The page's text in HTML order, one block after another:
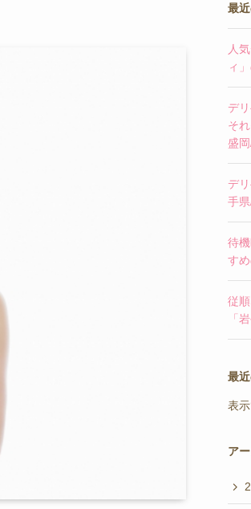
最
人
ィ
デ
そ
盛岡
デ
手
待
す
従
「
最
表
ア